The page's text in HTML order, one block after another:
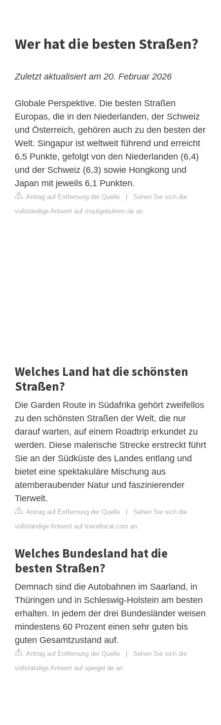
Wer hat die besten Straßen?
Zuletzt aktualisiert am 20. Februar 2026
Globale Perspektive. Die besten Straßen
Europas, die in den Niederlanden, der Schweiz
und Österreich, gehören auch zu den besten der
Welt. Singapur ist weltweit führend und erreicht
6,5 Punkte, gefolgt von den Niederlanden (6,4)
und der Schweiz (6,3) sowie Hongkong und
Japan mit jeweils 6,1 Punkten.
Antrag auf Entfernung der Quelle
Sehen Sie sich die
vollständige Antwort auf mautgebuhren.de an
Welches Land hat die schönsten
Straßen?
Die Garden Route in Südafrika gehört zweifellos
zu den schönsten Straßen der Welt, die nur
darauf warten, auf einem Roadtrip erkundet zu
werden. Diese malerische Strecke erstreckt führt
Sie an der Südküste des Landes entlang und
bietet eine spektakuläre Mischung aus
atemberaubender Natur und faszinierender
Tierwelt.
Antrag auf Entfernung der Quelle
Sehen Sie sich die
vollständige Antwort auf travellocal.com an
Welches Bundesland hat die
besten Straßen?
Demnach sind die Autobahnen im Saarland, in
Thüringen und in Schleswig-Holstein am besten
erhalten. In jedem der drei Bundesländer weisen
mindestens 60 Prozent einen sehr guten bis
guten Gesamtzustand auf.
Antrag auf Entfernung der Quelle
Sehen Sie sich die
vollständige Antwort auf spiegel.de an